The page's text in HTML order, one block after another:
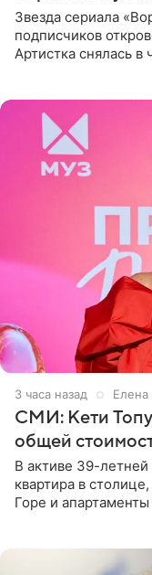
Звезда сериала
подписчиков
Артистка снялась в
3 часа назад
СМИ: Кети
общей
В активе 39-
квартира в
Горе и